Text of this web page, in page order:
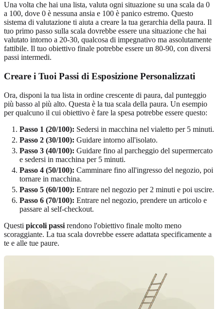
Una volta che hai una lista, valuta ogni situazione su una scala da 0
a 100, dove 0 è nessuna ansia e 100 è panico estremo. Questo
sistema di valutazione ti aiuta a creare la tua gerarchia della paura. Il
tuo primo passo sulla scala dovrebbe essere una situazione che hai
valutato intorno a 20-30, qualcosa di impegnativo ma assolutamente
fattibile. Il tuo obiettivo finale potrebbe essere un 80-90, con diversi
passi intermedi.
Creare i Tuoi Passi di Esposizione Personalizzati
Ora, disponi la tua lista in ordine crescente di paura, dal punteggio
più basso al più alto. Questa è la tua scala della paura. Un esempio
per qualcuno il cui obiettivo è fare la spesa potrebbe essere questo:
Passo 1 (20/100): Sedersi in macchina nel vialetto per 5 minuti.
Passo 2 (30/100): Guidare intorno all'isolato.
Passo 3 (40/100): Guidare fino al parcheggio del supermercato
e sedersi in macchina per 5 minuti.
Passo 4 (50/100): Camminare fino all'ingresso del negozio, poi
tornare in macchina.
Passo 5 (60/100): Entrare nel negozio per 2 minuti e poi uscire.
Passo 6 (70/100): Entrare nel negozio, prendere un articolo e
passare al self-checkout.
Questi piccoli passi rendono l'obiettivo finale molto meno
scoraggiante. La tua scala dovrebbe essere adattata specificamente a
te e alle tue paure.